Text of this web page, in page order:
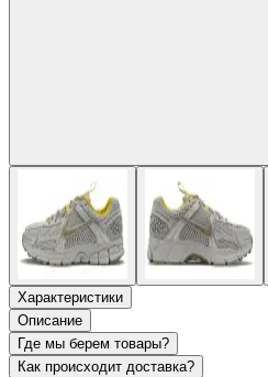
Характеристики
Описание
Где мы берем товары?
Как происходит доставка?